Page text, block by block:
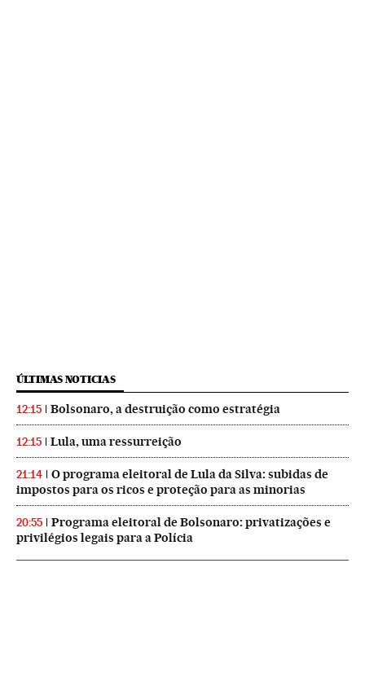
ÚLTIMAS NOTICIAS
12:15 Bolsonaro, a destruição como estratégia
12:15 Lula, uma ressurreição
21:14
O programa eleitoral de Lula da Silva: subidas de
impostos para os ricos e proteção para as minorias
20:55
Programa eleitoral de Bolsonaro: privatizações e
privilégios legais para a Polícia